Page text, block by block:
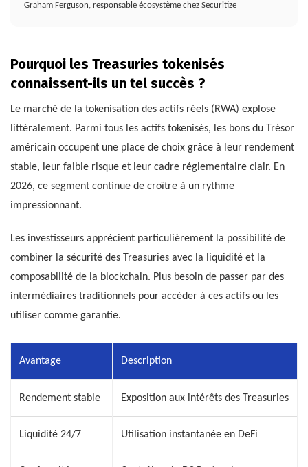
Graham Ferguson, responsable écosystème chez Securitize
Pourquoi les Treasuries tokenisés
connaissent-ils un tel succès ?
Le marché de la tokenisation des actifs réels (RWA) explose
littéralement. Parmi tous les actifs tokenisés, les bons du Trésor
américain occupent une place de choix grâce à leur rendement
stable, leur faible risque et leur cadre réglementaire clair. En
2026, ce segment continue de croître à un rythme
impressionnant.
Les investisseurs apprécient particulièrement la possibilité de
combiner la sécurité des Treasuries avec la liquidité et la
composabilité de la blockchain. Plus besoin de passer par des
intermédiaires traditionnels pour accéder à ces actifs ou les
utiliser comme garantie.
Avantage Description
Rendement stable Exposition aux intérêts des Treasuries
Liquidité 24/7 Utilisation instantanée en DeFi